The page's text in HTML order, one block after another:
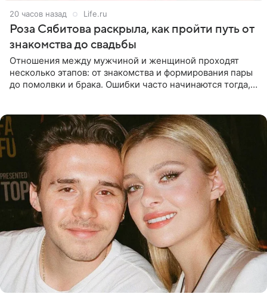
20 часов назад Life.ru
Роза Сябитова раскрыла, как пройти путь от
знакомства до свадьбы
Отношения между мужчиной и женщиной проходят
несколько этапов: от знакомства и формирования пары
до помолвки и брака. Ошибки часто начинаются тогда,